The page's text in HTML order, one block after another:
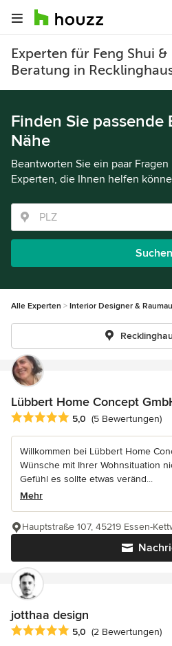
Experten für Feng Shui
Beratung in
Finden Sie passende
Nähe
Beantworten Sie ein paar
Experten, die Ihnen helfen
Suchen
Alle Experten Interior Designer &
Lübbert Home Concept
Durchschnittliche Bewertung: 5
5,0 (5 Bewertungen)
Willkommen bei Lübbert Home
Wünsche mit Ihrer Wohnsituation
Gefühl es sollte etwas veränd...
Mehr
Hauptstraße 107, 45219 Essen-
jotthaa design
Durchschnittliche Bewertung: 5
5,0 (2 Bewertungen)